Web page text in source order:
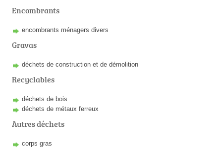
Encombrants
encombrants ménagers divers
Gravas
déchets de construction et de démolition
Recyclables
déchets de bois
déchets de métaux ferreux
Autres déchets
corps gras